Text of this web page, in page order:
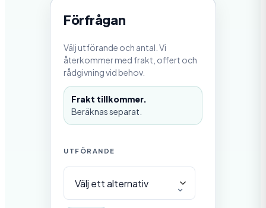
Förfrågan
Välj utförande och antal. Vi
återkommer med frakt, offert och
rådgivning vid behov.
Frakt tillkommer.
Beräknas separat.
UTFÖRANDE